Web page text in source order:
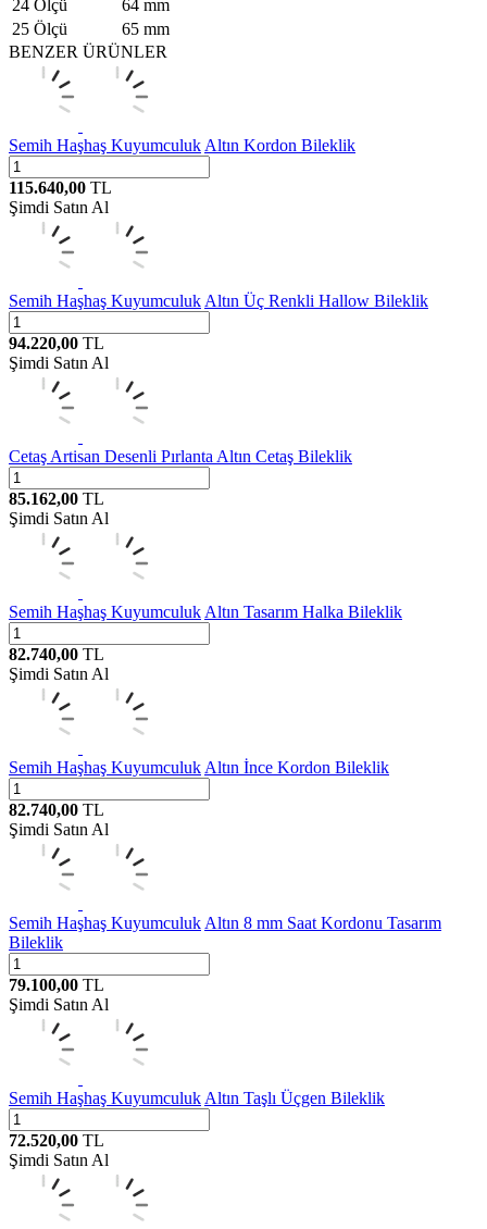
24 Ölçü
64 mm
25 Ölçü
65 mm
BENZER ÜRÜNLER
Semih Haşhaş Kuyumculuk Altın Kordon Bileklik
115.640,00 TL
Şimdi Satın Al
Semih Haşhaş Kuyumculuk Altın Üç Renkli Hallow Bileklik
94.220,00 TL
Şimdi Satın Al
Cetaş Artisan Desenli Pırlanta Altın Cetaş Bileklik
85.162,00 TL
Şimdi Satın Al
Semih Haşhaş Kuyumculuk Altın Tasarım Halka Bileklik
82.740,00 TL
Şimdi Satın Al
Semih Haşhaş Kuyumculuk Altın İnce Kordon Bileklik
82.740,00 TL
Şimdi Satın Al
Semih Haşhaş Kuyumculuk Altın 8 mm Saat Kordonu Tasarım
Bileklik
79.100,00 TL
Şimdi Satın Al
Semih Haşhaş Kuyumculuk Altın Taşlı Üçgen Bileklik
72.520,00 TL
Şimdi Satın Al